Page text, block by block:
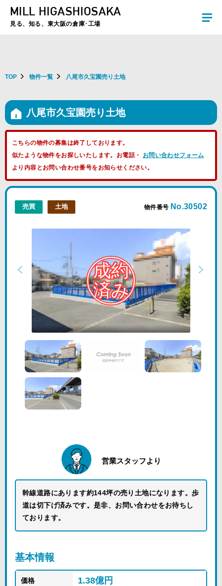
夏季休暇のお知らせ：2026年8月8日(土)～8月16日(日)まで休業とさせていた
MILL HIGASHIOSAKA
見る、知る、東大阪の倉庫･工場
TOP 物件一覧 八尾市久宝園売り土地
八尾市久宝園売り土地
こちらの物件の募集は終了しております。
似たような物件をお探しいたします。お電話・ お問い合わせフォーム
より内容とお問い合わせ番号をお知らせください。
売買 土地 物件番号 No.30502
営業スタッフより
幹線道路にあります約144坪の売り土地になります。歩
道は切下げ済みです。是非、お問い合わせをお待ちし
ております。
基本情報
価格 1.38億円